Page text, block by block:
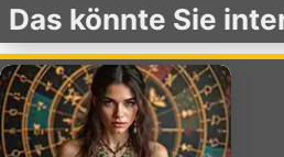
Das könnte Sie